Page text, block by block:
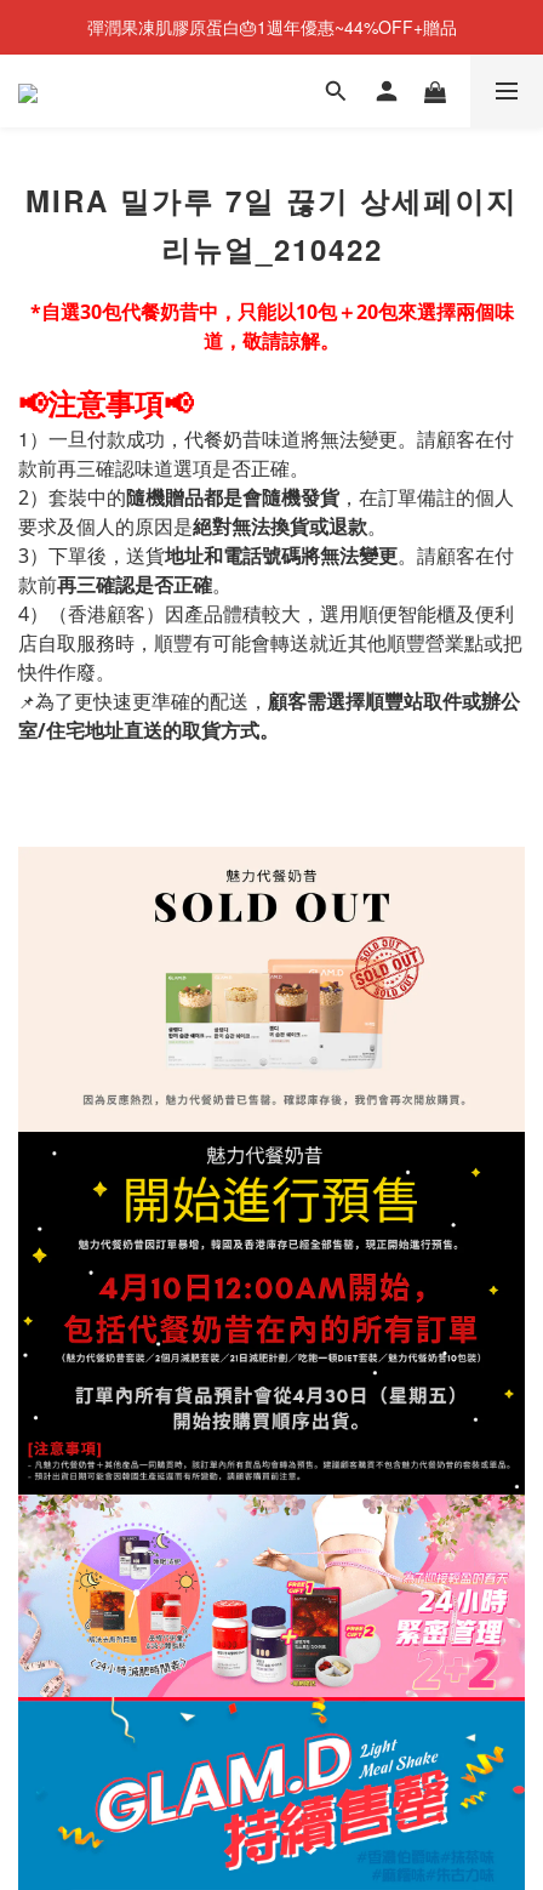
NEW💫ARI BOOTS 小腿足底按摩靴登場
彈潤果凍肌膠原蛋白🎂1週年優惠~44%OFF+贈品
NEW💫ARI BOOTS 小腿足底按摩靴登場
MIRA 밀가루 7일 끊기 상세페이지
리뉴얼_210422
*自選30包代餐奶昔中，只能以10包＋20包來選擇兩個味
道，敬請諒解。
📢注意事項📢
1）一旦付款成功，代餐奶昔味道將無法變更。請顧客在付
款前再三確認味道選項是否正確。
2）套裝中的隨機贈品都是會隨機發貨，在訂單備註的個人
要求及個人的原因是絕對無法換貨或退款。
3）下單後，送貨地址和電話號碼將無法變更。請顧客在付
款前再三確認是否正確。
4）（香港顧客）因產品體積較大，選用順便智能櫃及便利
店自取服務時，順豐有可能會轉送就近其他順豐營業點或把
快件作廢。
📌為了更快速更準確的配送， 顧客需選擇順豐站取件或辦公
室/住宅地址直送的取貨方式。